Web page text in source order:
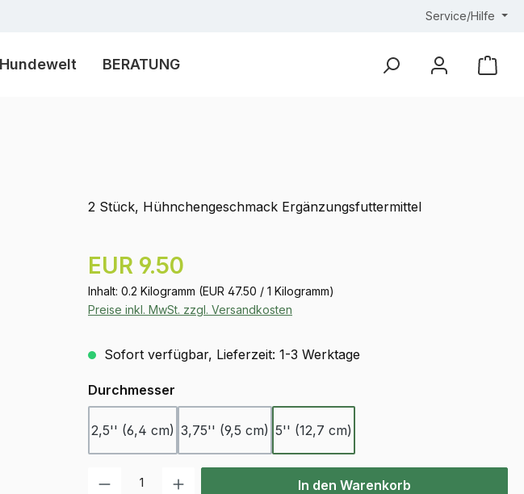
Service/Hilfe
BERATUNG
2 Stück, Hühnchengeschmack Ergänzungsfuttermittel
Regulärer Preis:
EUR 9.50
Inhalt: 0.2 Kilogramm (EUR 47.50 / 1 Kilogramm)
Preise inkl. MwSt. zzgl. Versandkosten
Sofort verfügbar, Lieferzeit: 1-3 Werktage
Durchmesser
2,5'' (6,4 cm) 3,75'' (9,5 cm) 5'' (12,7 cm)
Produkt Anzahl: Gib den gewünschten Wert ein oder benutze die Schaltflächen
In den Warenkorb